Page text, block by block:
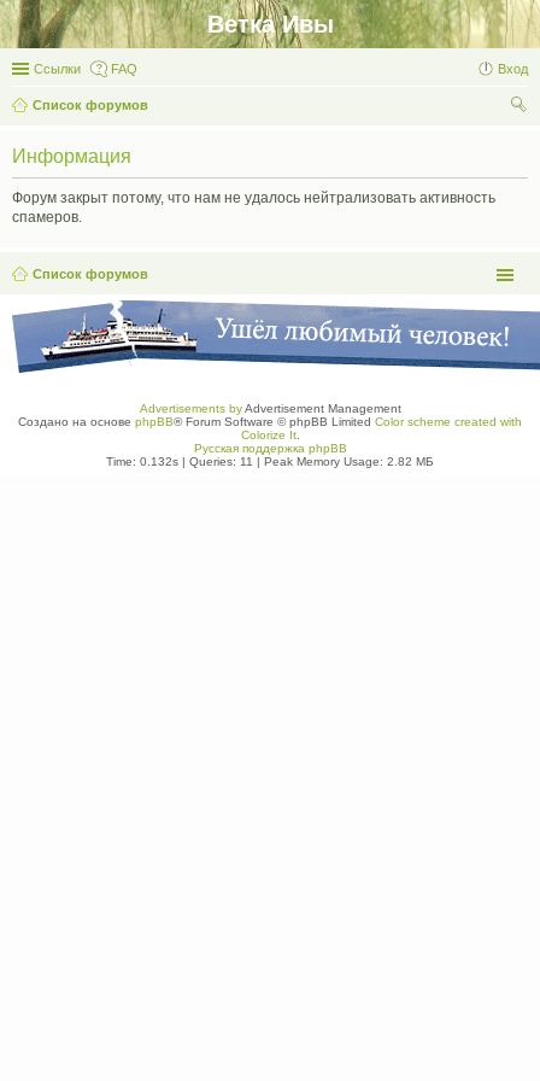
Ветка Ивы
Ссылки FAQ Вход
Список форумов
Информация
Форум закрыт потому, что нам не удалось нейтрализовать активность
спамеров.
Список форумов
Advertisements byAdvertisement Management
Создано на основе phpBB® Forum Software © phpBB Limited Color scheme created with
Colorize It.
Русская поддержка phpBB
Time: 0.132s | Queries: 11 | Peak Memory Usage: 2.82 МБ